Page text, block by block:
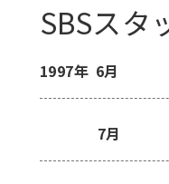
SBSスタ
1997年 6月
7月